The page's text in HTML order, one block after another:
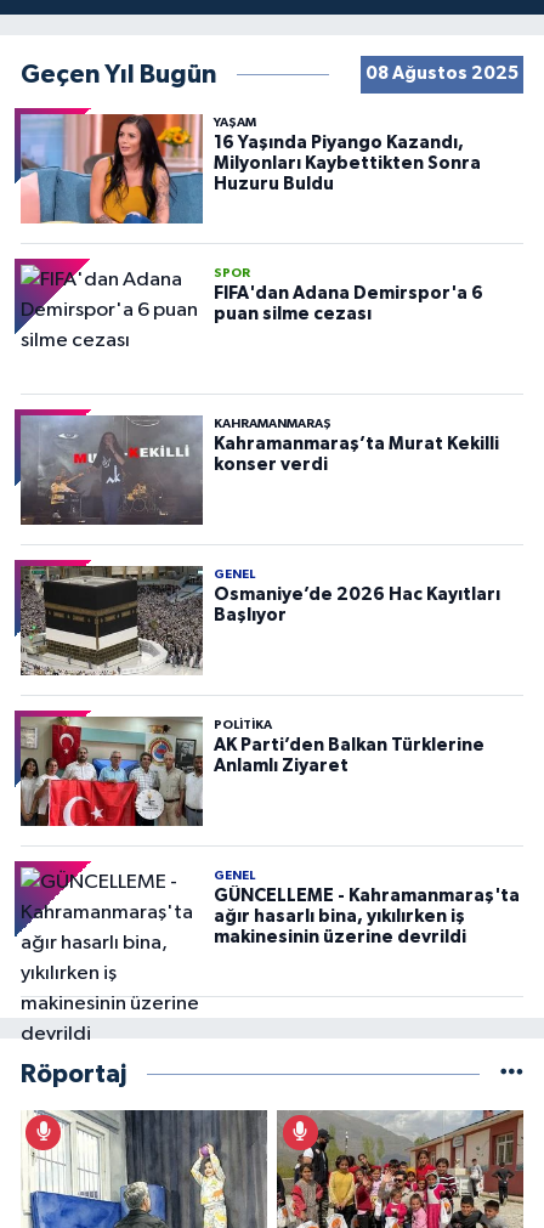
Geçen Yıl Bugün 08 Ağustos 2025
YAŞAM
16 Yaşında Piyango Kazandı,
Milyonları Kaybettikten Sonra
Huzuru Buldu
SPOR
FIFA'dan Adana Demirspor'a 6
puan silme cezası
KAHRAMANMARAŞ
Kahramanmaraş’ta Murat Kekilli
konser verdi
GENEL
Osmaniye’de 2026 Hac Kayıtları
Başlıyor
POLITIKA
AK Parti’den Balkan Türklerine
Anlamlı Ziyaret
GENEL
GÜNCELLEME - Kahramanmaraş'ta
ağır hasarlı bina, yıkılırken iş
makinesinin üzerine devrildi
Röportaj